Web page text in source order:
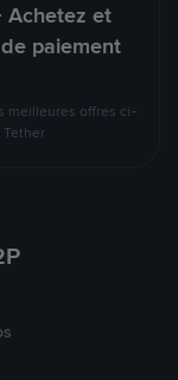
Achetez et
paiement
meilleures offres ci-